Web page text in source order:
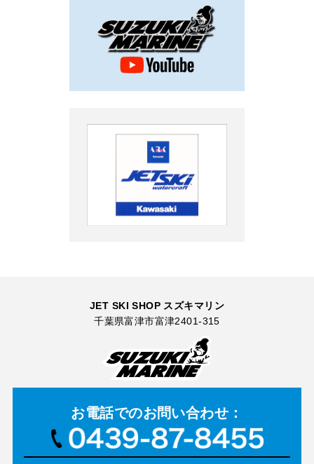
JET SKI SHOP スズキマリン
千葉県富津市富津2401-315
お電話でのお問い合わせ：